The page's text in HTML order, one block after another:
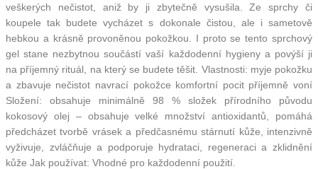
veškerých nečistot, aniž by ji zbytečně vysušila. Ze sprchy či
koupele tak budete vycházet s dokonale čistou, ale i sametově
hebkou a krásně provoněnou pokožkou. I proto se tento sprchový
gel stane nezbytnou součástí vaší každodenní hygieny a povýší ji
na příjemný rituál, na který se budete těšit. Vlastnosti: myje pokožku
a zbavuje nečistot navrací pokožce komfortní pocit příjemně voní
Složení: obsahuje minimálně 98 % složek přírodního původu
kokosový olej – obsahuje velké množství antioxidantů, pomáhá
předcházet tvorbě vrásek a předčasnému stárnutí kůže, intenzivně
vyživuje, zvláčňuje a podporuje hydrataci, regeneraci a zklidnění
kůže Jak používat: Vhodné pro každodenní použití.